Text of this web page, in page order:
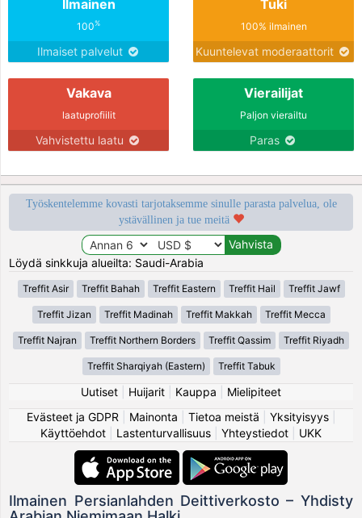
Ilmainen
100%
Ilmaiset palvelut
Tuki
100% ilmainen
Kuuntelevat moderaattorit
Vakava
laatuprofiilit
Vahvistettu laatu
Vierailijat
Paljon vierailtu
Paras
Työskentelemme kovasti tarjotaksemme sinulle parasta palvelua, ole
ystävällinen ja tue meitä
Löydä sinkkuja alueilta: Saudi-Arabia
Treffit Asir Treffit Bahah Treffit Eastern Treffit Hail Treffit Jawf
Treffit Jizan Treffit Madinah Treffit Makkah Treffit Mecca
Treffit Najran Treffit Northern Borders Treffit Qassim Treffit Riyadh
Treffit Sharqiyah (Eastern) Treffit Tabuk
Uutiset Huijarit Kauppa
Mielipiteet
Evästeet ja GDPR
Mainonta Tietoa meistä Yksityisyys|
Käyttöehdot
Lastenturvallisuus Yhteystiedot UKK
Ilmainen Persianlahden Deittiverkosto – Yhdisty